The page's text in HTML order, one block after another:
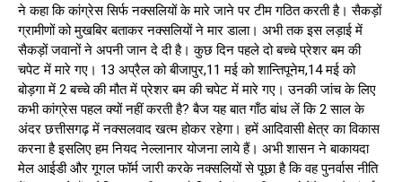
ने कहा कि कांग्रेस सिर्फ नक्सलियों के मारे जाने पर टीम गठित करती है। सैकड़ों
ग्रामीणों को मुखबिर बताकर नक्सलियों ने मार डाला। अभी तक इस लड़ाई में
सैकड़ों जवानों ने अपनी जान दे दी है। कुछ दिन पहले दो बच्चे प्रेशर बम की
चपेट में मारे गए। 13 अप्रैल को बीजापुर,11 मई को शान्तिपूनेम,14 मई को
बोड़गा में 2 बच्चे की मौत में प्रेशर बम की चपेट में मारे गए। उनकी जांच के लिए
कभी कांग्रेस पहल क्यों नहीं करती है? बैज यह बात गाँठ बांध लें कि 2 साल के
अंदर छत्तीसगढ़ में नक्सलवाद खत्म होकर रहेगा। हमें आदिवासी क्षेत्र का विकास
करना है इसलिए हम नियद नेल्लानार योजना लाये हैं। अभी शासन ने बाकायदा
मेल आईडी और गूगल फॉर्म जारी करके नक्सलियों से पूछा है कि वह पुनर्वास नीति